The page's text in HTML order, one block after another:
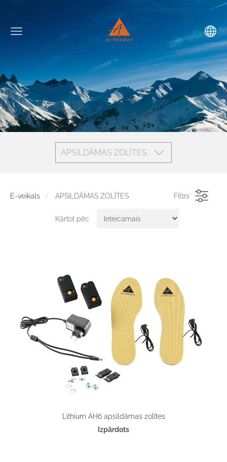
APSILDĀMAS ZOLĪTES
E-veikals APSILDĀMAS ZOLĪTES Filtrs
Kārtot pēc
Lithium AH6 apsildāmas zolītes
Izpārdots